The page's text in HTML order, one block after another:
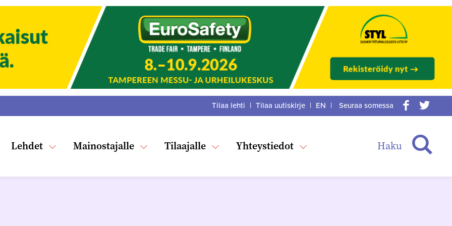
Lehdet Mainostajalle Tilaajalle Yhteystiedot Haku
Tilaa lehti | Tilaa uutiskirje | EN |
Seuraa somessa
:Facebook
Twitter